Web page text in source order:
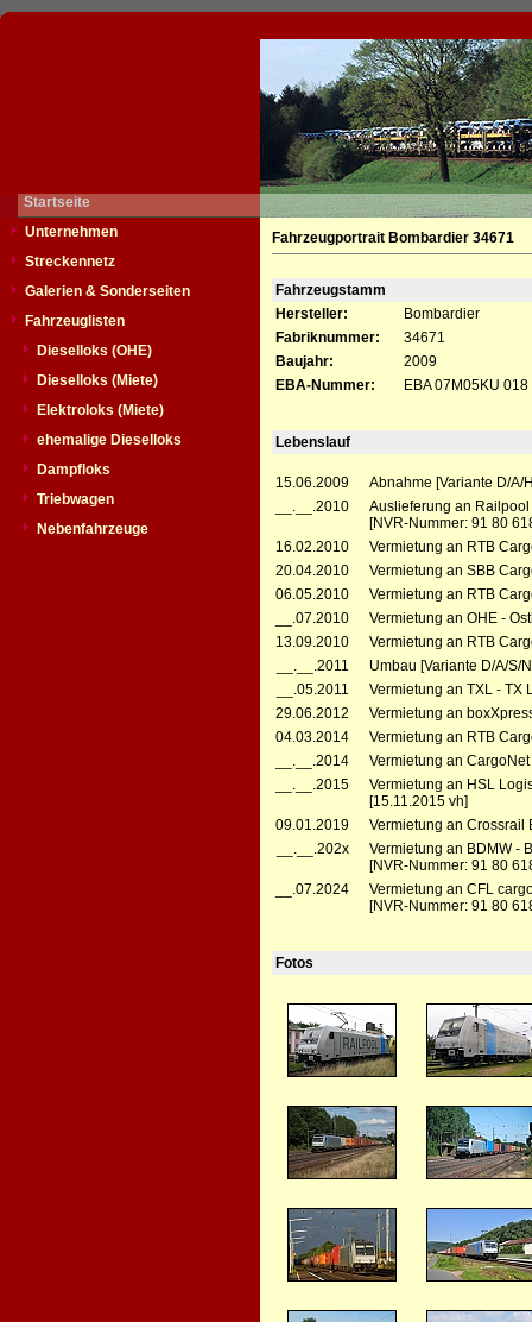
Startseite
Unternehmen
Streckennetz
Galerien & Sonderseiten
Fahrzeuglisten
Dieselloks (OHE)
Dieselloks (Miete)
Elektroloks (Miete)
ehemalige Dieselloks
Dampfloks
Triebwagen
Nebenfahrzeuge
Fahrzeugportrait Bombardier 34671
Fahrzeugstamm
Hersteller:
Bombardier
Fabriknummer:
34671
Baujahr:
2009
EBA-Nummer:
EBA 07M05KU 018
Lebenslauf
15.06.2009
Abnahme [Variante D/A/
__.__.2010
Auslieferung an
[NVR-Nummer: 91 80
16.02.2010
Vermietung an RTB
20.04.2010
Vermietung an SBB
06.05.2010
Vermietung an RTB
__.07.2010
Vermietung an OHE -
13.09.2010
Vermietung an RTB
__.__.2011
Umbau [Variante D/A/S/
__.05.2011
Vermietung an TXL - TX
29.06.2012
Vermietung an
04.03.2014
Vermietung an RTB
__.__.2014
Vermietung an
__.__.2015
Vermietung an HSL
[15.11.2015 vh]
09.01.2019
Vermietung an Crossrail
__.__.202x
Vermietung an BDMW -
[NVR-Nummer: 91 80
__.07.2024
Vermietung an CFL
[NVR-Nummer: 91 80
Fotos